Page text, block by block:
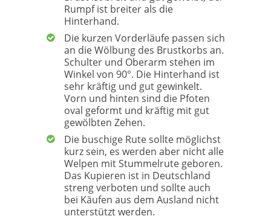
Rumpf ist breiter als die
Hinterhand.
Die kurzen Vorderläufe passen sich
an die Wölbung des Brustkorbs an.
Schulter und Oberarm stehen im
Winkel von 90°. Die Hinterhand ist
sehr kräftig und gut gewinkelt.
Vorn und hinten sind die Pfoten
oval geformt und kräftig mit gut
gewölbten Zehen.
Die buschige Rute sollte möglichst
kurz sein, es werden aber nicht alle
Welpen mit Stummelrute geboren.
Das Kupieren ist in Deutschland
streng verboten und sollte auch
bei Käufen aus dem Ausland nicht
unterstützt werden.